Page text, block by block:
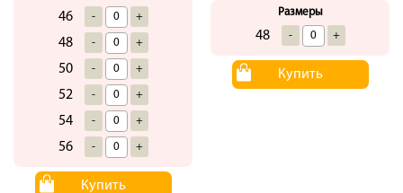
46 - +
48 - +
50 - +
52 - +
54 - +
56 - +
Купить
Размеры
48 - +
Купить